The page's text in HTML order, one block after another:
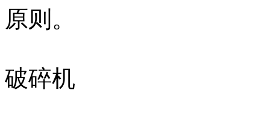
原则。
破碎机